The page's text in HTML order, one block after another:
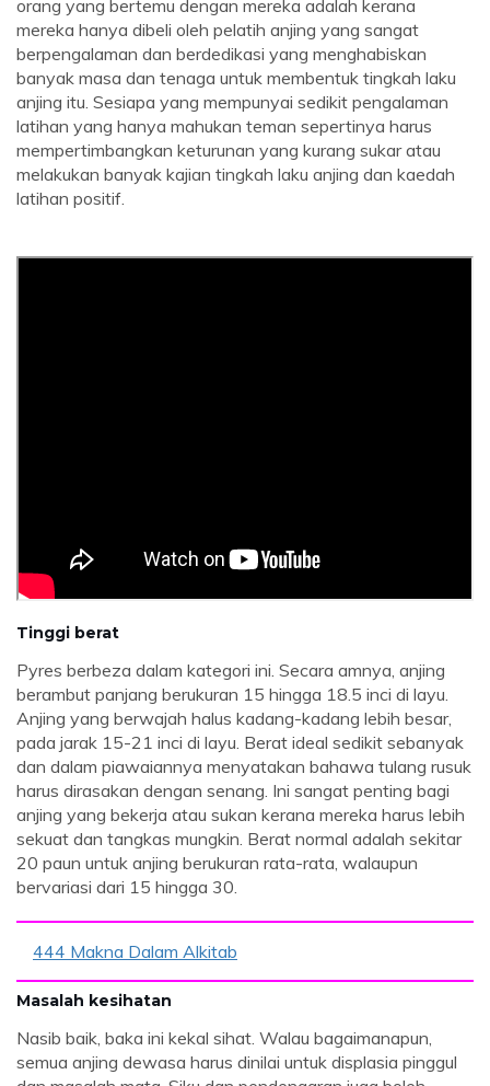
orang yang bertemu dengan mereka adalah kerana
mereka hanya dibeli oleh pelatih anjing yang sangat
berpengalaman dan berdedikasi yang menghabiskan
banyak masa dan tenaga untuk membentuk tingkah laku
anjing itu. Sesiapa yang mempunyai sedikit pengalaman
latihan yang hanya mahukan teman sepertinya harus
mempertimbangkan keturunan yang kurang sukar atau
melakukan banyak kajian tingkah laku anjing dan kaedah
latihan positif.
Tinggi berat
Pyres berbeza dalam kategori ini. Secara amnya, anjing
berambut panjang berukuran 15 hingga 18.5 inci di layu.
Anjing yang berwajah halus kadang-kadang lebih besar,
pada jarak 15-21 inci di layu. Berat ideal sedikit sebanyak
dan dalam piawaiannya menyatakan bahawa tulang rusuk
harus dirasakan dengan senang. Ini sangat penting bagi
anjing yang bekerja atau sukan kerana mereka harus lebih
sekuat dan tangkas mungkin. Berat normal adalah sekitar
20 paun untuk anjing berukuran rata-rata, walaupun
bervariasi dari 15 hingga 30.
444 Makna Dalam Alkitab
Masalah kesihatan
Nasib baik, baka ini kekal sihat. Walau bagaimanapun,
semua anjing dewasa harus dinilai untuk displasia pinggul